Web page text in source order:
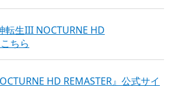
転生III NOCTURNE HD
ちら
HD REMASTER』公式サイ